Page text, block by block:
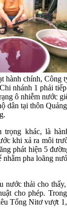
hành chính, Công
nhánh 1 phải
ô nhiễm nước
dân tại thôn
trọng khác, là
khi xả ra môi
phát hiện 5
nhằm pha loãng
nước thải cho
cho phép.
Tổng Nitơ vượt